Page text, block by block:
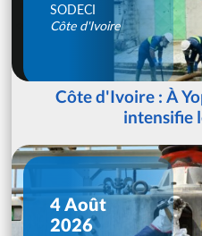
SODECI
Côte d'Ivoire
Côte d'Ivoire : À
intensifie
4 Août
2026